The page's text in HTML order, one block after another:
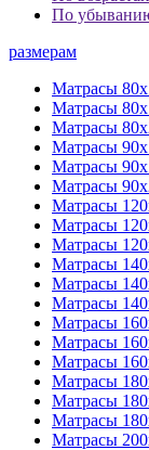
По
размерам
Матрасы
Матрасы
Матрасы
Матрасы
Матрасы
Матрасы
Матрасы
Матрасы
Матрасы
Матрасы
Матрасы
Матрасы
Матрасы
Матрасы
Матрасы
Матрасы
Матрасы
Матрасы
Матрасы